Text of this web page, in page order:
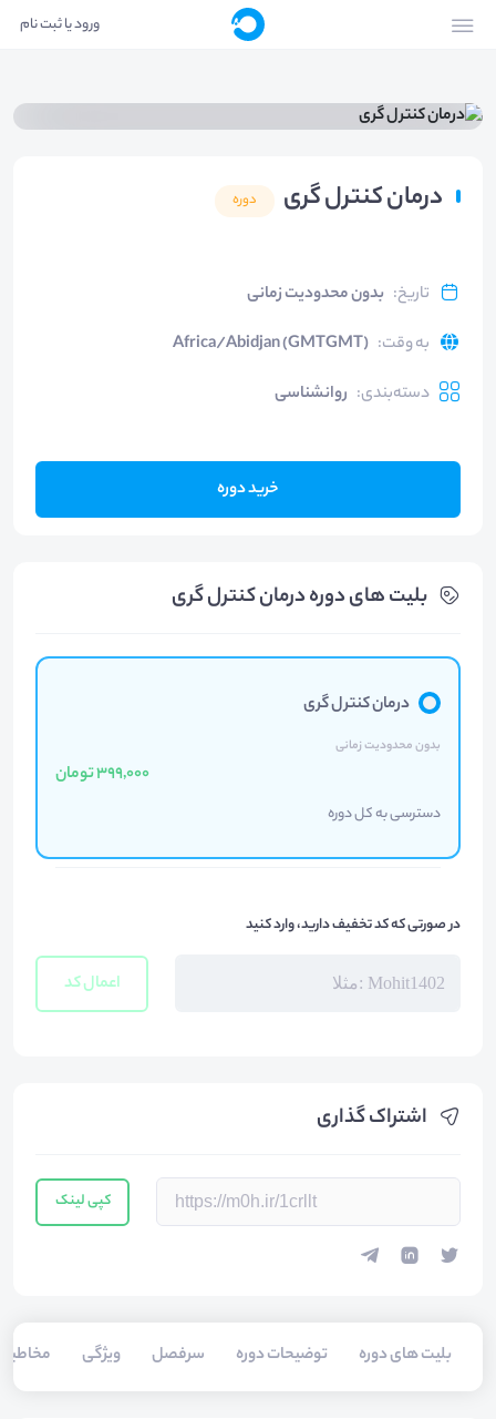
ورود یا ثبت نام
درمان کنترل گری دوره
تاریخ: بدون محدودیت زمانی
به وقت:
Africa/Abidjan (GMTGMT)
دسته‌بندی: روانشناسی
خرید دوره
اشتراک گذاری
کپی لینک
بلیت های دوره توضیحات دوره سرفصل ویژگی
بلیت های دوره درمان کنترل گری
درمان کنترل گری
بدون محدودیت زمانی
399,000 تومان
دسترسی به کل دوره
در صورتی که کد تخفیف دارید، وارد کنید
اعمال کد